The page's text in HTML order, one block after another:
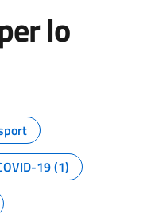
lo
pagina
19 (1)